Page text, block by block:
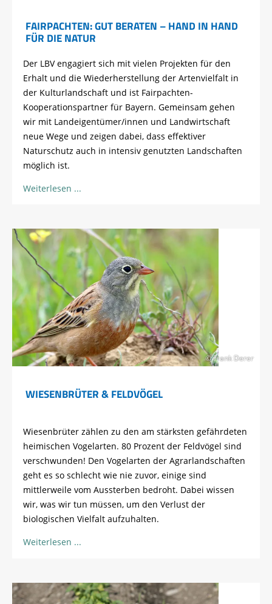
FAIRPACHTEN: GUT BERATEN – HAND IN HAND
FÜR DIE NATUR
Der LBV engagiert sich mit vielen Projekten für den
Erhalt und die Wiederherstellung der Artenvielfalt in
der Kulturlandschaft und ist Fairpachten-
Kooperationspartner für Bayern. Gemeinsam gehen
wir mit Landeigentümer/innen und Landwirtschaft
neue Wege und zeigen dabei, dass effektiver
Naturschutz auch in intensiv genutzten Landschaften
möglich ist.
Weiterlesen
© Frank Derer
WIESENBRÜTER & FELDVÖGEL
Wiesenbrüter zählen zu den am stärksten gefährdeten
heimischen Vogelarten. 80 Prozent der Feldvögel sind
verschwunden! Den Vogelarten der Agrarlandschaften
geht es so schlecht wie nie zuvor, einige sind
mittlerweile vom Aussterben bedroht. Dabei wissen
wir, was wir tun müssen, um den Verlust der
biologischen Vielfalt aufzuhalten.
Weiterlesen